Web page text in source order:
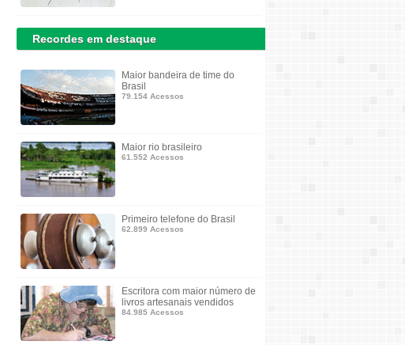
Recordes em destaque
Maior bandeira de time do
Brasil
79.154 Acessos
Maior rio brasileiro
61.552 Acessos
Primeiro telefone do Brasil
62.899 Acessos
Escritora com maior número de
livros artesanais vendidos
84.985 Acessos